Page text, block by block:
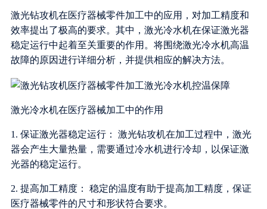
激光钻攻机在医疗器械零件加工中的应用，对加工精度和
效率提出了极高的要求。其中，激光冷水机在保证激光器
稳定运行中起着至关重要的作用。将围绕激光冷水机高温
故障的原因进行详细分析，并提供相应的解决方法。
激光冷水机在医疗器械加工中的作用
1. 保证激光器稳定运行： 激光钻攻机在加工过程中，激光
器会产生大量热量，需要通过冷水机进行冷却，以保证激
光器的稳定运行。
2. 提高加工精度： 稳定的温度有助于提高加工精度，保证
医疗器械零件的尺寸和形状符合要求。